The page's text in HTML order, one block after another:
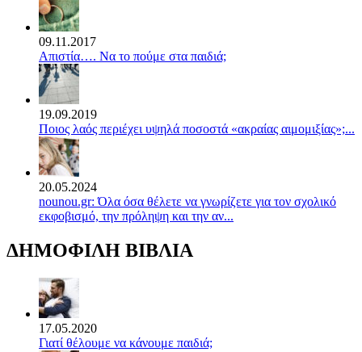
09.11.2017
Απιστία…. Να το πούμε στα παιδιά;
19.09.2019
Ποιος λαός περιέχει υψηλά ποσοστά «ακραίας αιμομιξίας»;...
20.05.2024
nounou.gr: Όλα όσα θέλετε να γνωρίζετε για τον σχολικό
εκφοβισμό, την πρόληψη και την αν...
ΔΗΜΟΦΙΛΗ ΒΙΒΛΙΑ
17.05.2020
Γιατί θέλουμε να κάνουμε παιδιά;